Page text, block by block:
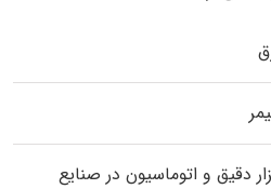
دقیق و اتوماسیون در صنایع